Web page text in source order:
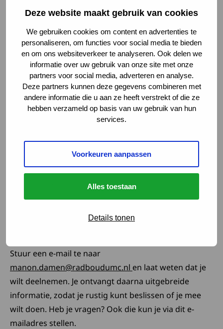
Deze website maakt gebruik van cookies
We gebruiken cookies om content en advertenties te
personaliseren, om functies voor social media te bieden
en om ons websiteverkeer te analyseren. Ook delen we
informatie over uw gebruik van onze site met onze
partners voor social media, adverteren en analyse.
Deze partners kunnen deze gegevens combineren met
andere informatie die u aan ze heeft verstrekt of die ze
hebben verzameld op basis van uw gebruik van hun
services.
Voorkeuren aanpassen
Alles toestaan
Details tonen
Het doel van de registratiestudie is om:
het beloop van MD 2 beter te begrijpen;
onderzoek naar nieuwe behandelingen te
versnellen;
sneller deelnemers te vinden voor toekomstige
medicijnstudies.
Wie kan deelnemen?
Iedereen in Nederland met de diagnose myotone
Wat houdt deelname in?
Je vult een vragenlijst in en geeft toestemming voor
Stuur een e-mail te naar
manon.damen@radboudumc.nl Deze link opent in een
en laat weten dat je
wilt deelnemen. Je ontvangt daarna uitgebreide
informatie, zodat je rustig kunt beslissen of je mee
wilt doen. Heb je vragen? Ook die kun je via dit e-
mailadres stellen.